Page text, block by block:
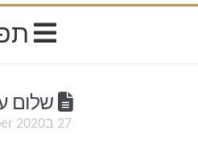
שלום
27 בOctober 2020